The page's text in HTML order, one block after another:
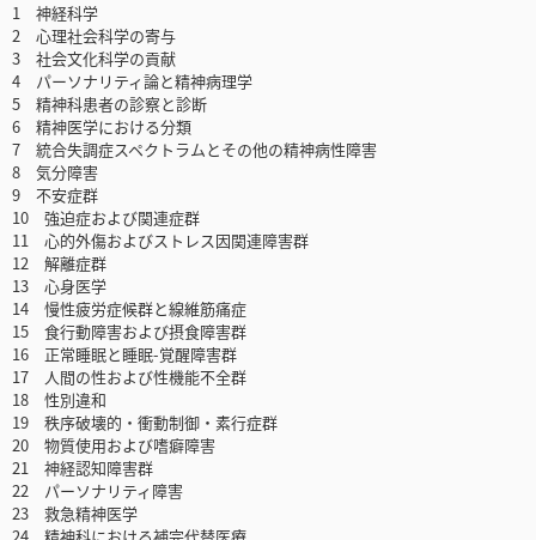
1 神経科学
2 心理社会科学の寄与
3 社会文化科学の貢献
4 パーソナリティ論と精神病理学
5 精神科患者の診察と診断
6 精神医学における分類
7 統合失調症スペクトラムとその他の精神病性障害
8 気分障害
9 不安症群
10 強迫症および関連症群
11 心的外傷およびストレス因関連障害群
12 解離症群
13 心身医学
14 慢性疲労症候群と線維筋痛症
15 食行動障害および摂食障害群
16 正常睡眠と睡眠-覚醒障害群
17 人間の性および性機能不全群
18 性別違和
19 秩序破壊的・衝動制御・素行症群
20 物質使用および嗜癖障害
21 神経認知障害群
22 パーソナリティ障害
23 救急精神医学